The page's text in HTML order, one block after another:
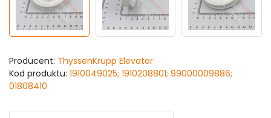
Producent: ThyssenKrupp Elevator
Kod produktu: 1910049025; 1910208801; 99000009886;
01808410